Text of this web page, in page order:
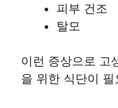
피부 건조
탈모
이런 증상으로 고
을 위한 식단이